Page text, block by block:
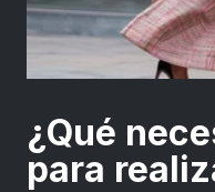
¿Qué
para